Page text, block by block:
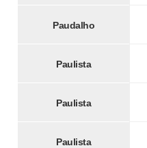
Paudalho
Paulista
Paulista
Paulista